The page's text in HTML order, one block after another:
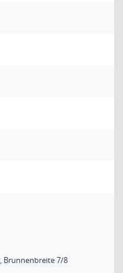
Brunnenbreite 7/8